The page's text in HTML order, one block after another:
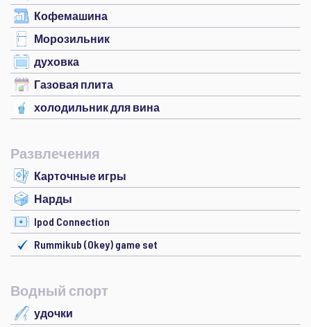
Кофемашина
Морозильник
духовка
Газовая плита
холодильник для вина
Развлечения
Карточные игры
Нарды
Ipod Connection
Rummikub (Okey) game set
Водный спорт
удочки